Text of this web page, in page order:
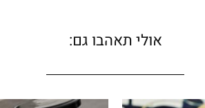
אולי תאהבו גם: